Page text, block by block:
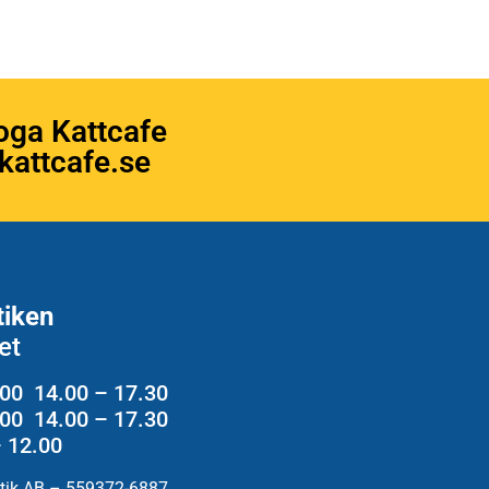
Kattcafe
14.00 – 17.30
14.00 – 17.30
12.00